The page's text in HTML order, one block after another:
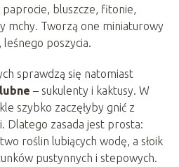
paprocie, bluszcze, fitonie,
mchy. Tworzą one miniaturowy
poszycia.
sprawdzą się natomiast
– sukulenty i kaktusy. W
szybko zaczęłyby gnić z
Dlatego zasada jest prosta:
roślin lubiących wodę, a słoik
pustynnych i stepowych.